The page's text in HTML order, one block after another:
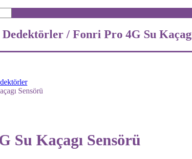
/ Fonri Pro 4G Su
Sensörü
Su Kaçagı Sensörü